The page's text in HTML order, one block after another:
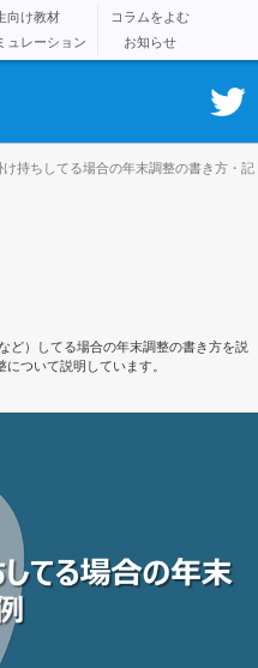
向け教材
コラムをよむ
ュレーション
お知らせ
け持ちしてる場合の年末調整の書き方・記
ど）してる場合の年末調整の書き方を説
ついて説明しています。